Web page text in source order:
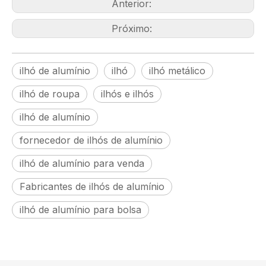
Anterior:
Próximo:
ilhó de alumínio ilhó
ilhó metálico
ilhó de roupa
ilhós e ilhós
ilhó de alumínio
fornecedor de ilhós de alumínio
ilhó de alumínio para venda
Fabricantes de ilhós de alumínio
ilhó de alumínio para bolsa